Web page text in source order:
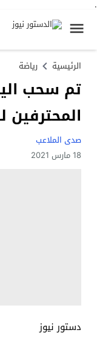
.
الرئيسية رياضة
تم سحب
المحترفين
صدى الملاعب
18 مارس 2021
دستور نيوز